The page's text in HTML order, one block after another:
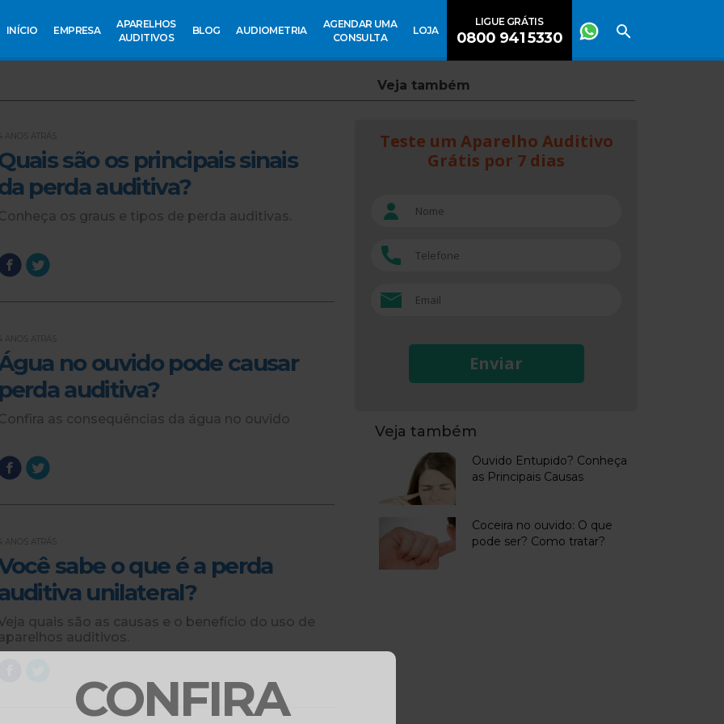
INÍCIO EMPRESA
APARELHOS
AUDITIVOS
BLOG AUDIOMETRIA
AGENDAR UMA
CONSULTA
LOJA
LIGUE GRÁTIS
0800 941 5330
CONFIRA
Veja também
ANOS ATRÁS
são os principais sinais
perda auditiva?
os graus e tipos de perda auditivas.
ANOS ATRÁS
no ouvido pode causar
auditiva?
as consequências da água no ouvido
ANOS ATRÁS
sabe o que é a perda
unilateral?
quais são as causas e o benefício do uso de
auditivos.
Teste um Aparelho Auditivo
Grátis por 7 dias
Enviar
Veja também
Ouvido Entupido? Conheça
as Principais Causas
Coceira no ouvido: O que
pode ser? Como tratar?